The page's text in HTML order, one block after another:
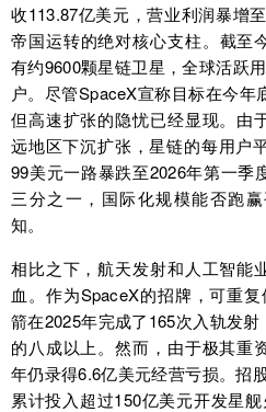
收113.87亿美元，营业利润暴增
帝国运转的绝对核心支柱。截至
有约9600颗星链卫星，全球活跃
户。尽管SpaceX宣称目标在今年
但高速扩张的隐忧已经显现。由
远地区下沉扩张，星链的每用户
99美元一路暴跌至2026年第一季
三分之一，国际化规模能否跑
知。
相比之下，航天发射和人工智能
血。作为SpaceX的招牌，可重
箭在2025年完成了165次入轨发
的八成以上。然而，由于极其重
年仍录得6.6亿美元经营亏损。招
累计投入超过150亿美元开发星